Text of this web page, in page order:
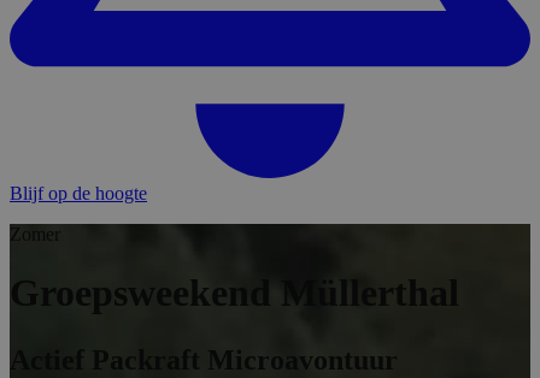
Blijf op de hoogte
Zomer
Groepsweekend Müllerthal
Actief Packraft Microavontuur